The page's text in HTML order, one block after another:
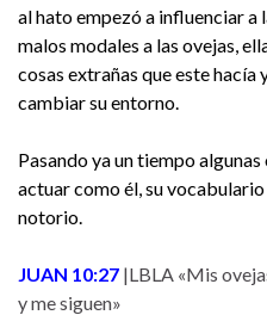
al hato empezó a influenciar a
malos modales a las ovejas,
cosas extrañas que este
cambiar su entorno.
Pasando ya un tiempo
actuar como él, su
notorio.
JUAN 10:27 |LBLA «Mis
y me siguen»